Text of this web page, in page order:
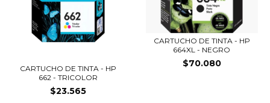
CARTUCHO DE TINTA - HP
662 - TRICOLOR
$23.565
CARTUCHO DE TINTA - HP
664XL - NEGRO
$70.080